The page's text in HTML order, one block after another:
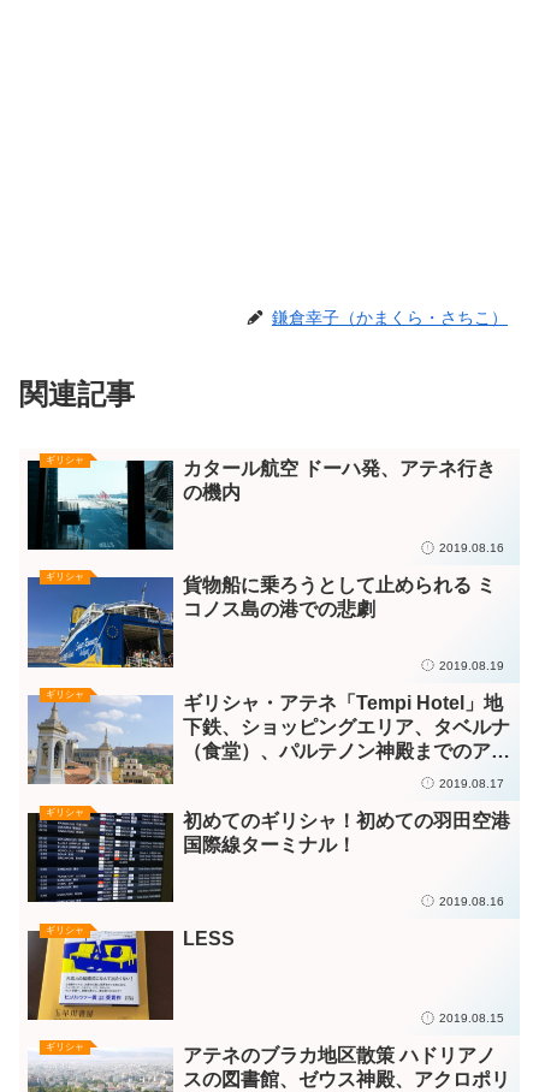
鎌倉幸子（かまくら・さちこ）
関連記事
ギリシャ
カタール航空 ドーハ発、アテネ行き
の機内
2019.08.16
ギリシャ
貨物船に乗ろうとして止められる ミ
コノス島の港での悲劇
2019.08.19
ギリシャ
ギリシャ・アテネ「Tempi Hotel」地
下鉄、ショッピングエリア、タベルナ
（食堂）、パルテノン神殿までのアク
2019.08.17
ギリシャ
初めてのギリシャ！初めての羽田空港
国際線ターミナル！
2019.08.16
ギリシャ LESS
2019.08.15
ギリシャ
アテネのブラカ地区散策 ハドリアノ
スの図書館、ゼウス神殿、アクロポリ